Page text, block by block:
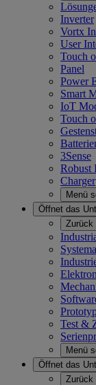
Inverter
Vortx
User
Touch
Panel
Power
Smart
IoT
Touch
3Sense
Robust
Charger
Menü
Öffnet das
Zurück
Test &
Menü
Öffnet das
Zurück